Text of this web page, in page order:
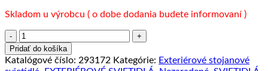
Skladom u výrobcu ( o dobe dodania budete informovaní )
množstvo
LED
záhradná
stojacia
Pridať do košíka
Katalógové číslo: 293172 Kategórie: Exteriérové stojanové